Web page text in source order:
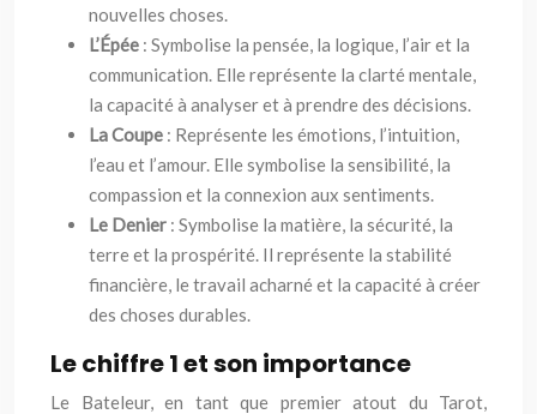
nouvelles choses.
L’Épée : Symbolise la pensée, la logique, l’air et la
communication. Elle représente la clarté mentale,
la capacité à analyser et à prendre des décisions.
La Coupe : Représente les émotions, l’intuition,
l’eau et l’amour. Elle symbolise la sensibilité, la
compassion et la connexion aux sentiments.
Le Denier : Symbolise la matière, la sécurité, la
terre et la prospérité. Il représente la stabilité
financière, le travail acharné et la capacité à créer
des choses durables.
Le chiffre 1 et son importance
Le Bateleur, en tant que premier atout du Tarot,